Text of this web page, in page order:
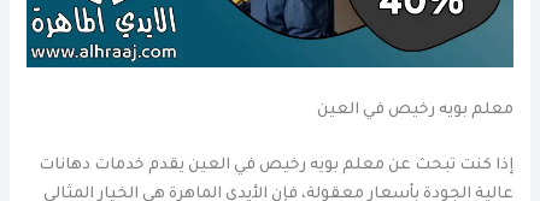
معلم بويه رخيص في العين
إذا كنت تبحث عن معلم بويه رخيص في العين يقدم خدمات دهانات
عالية الجودة بأسعار معقولة، فإن الأيدي الماهرة هي الخيار المثالي